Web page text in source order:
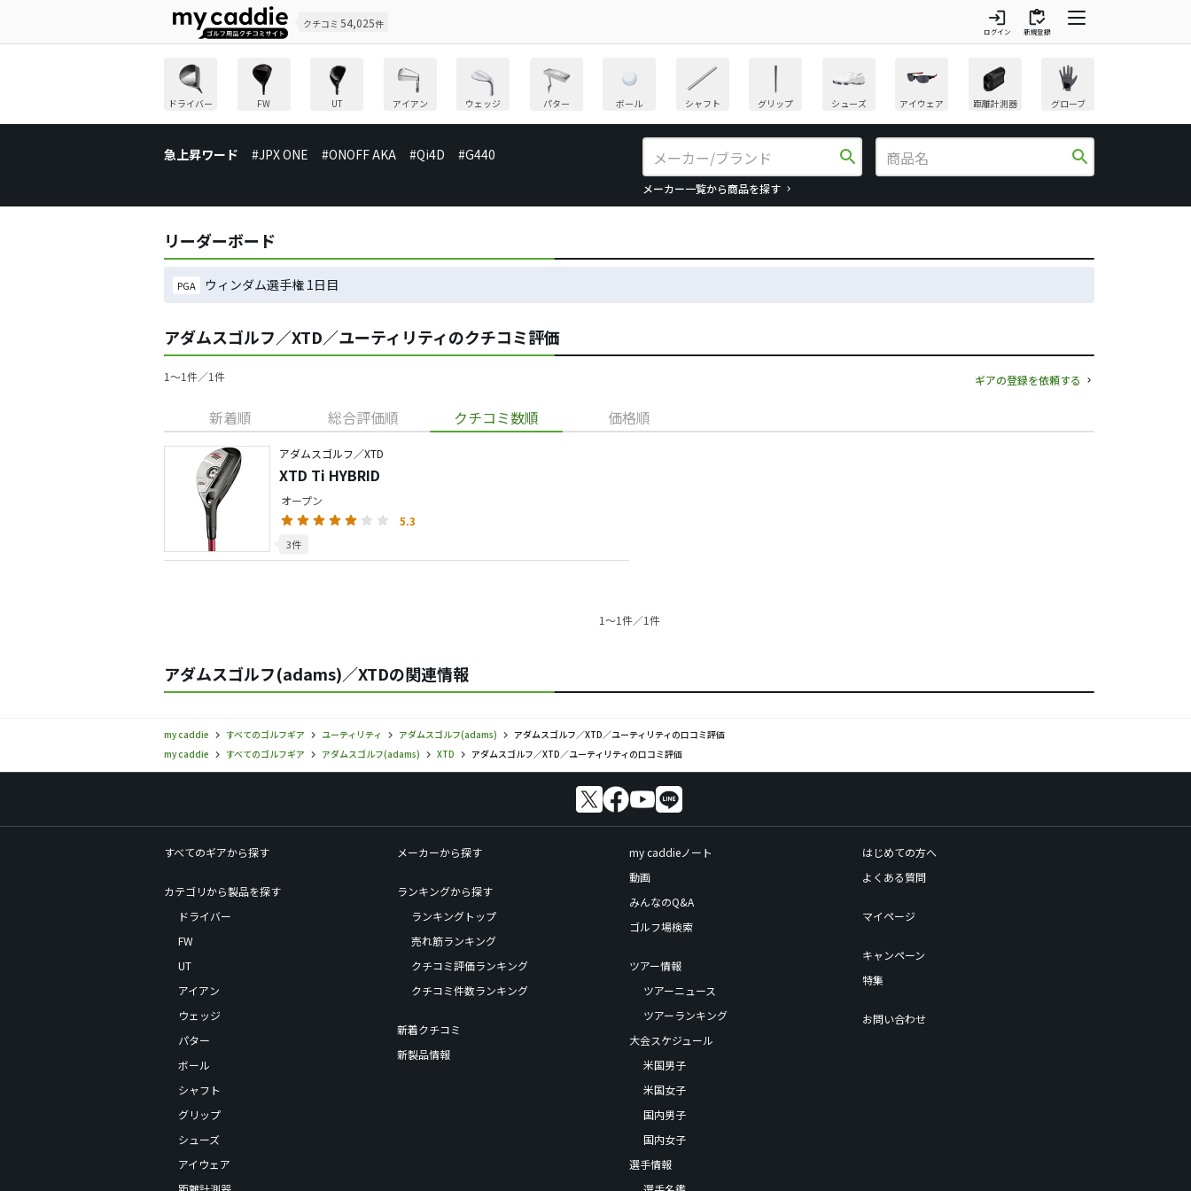
クチコミ 54,025件 login
ログイン
inventory
新規登録
ドライバー FW UT アイアン ウェッジ パター ボール シャフト グリップ シューズ アイウェア 距離計測器 グローブ
急上昇ワード #JPX ONE #ONOFF AKA #Qi4D #G440 search
メーカー一覧から商品を探す
search
リーダーボード
PGA ウィンダム選手権 1日目
アダムスゴルフ／XTD／ユーティリティのクチコミ評価
1〜1件／1件 ギアの登録を依頼する
新着順 総合評価順 クチコミ数順 価格順
アダムスゴルフ／XTD
XTD Ti HYBRID
オープン
5.3
3件
1〜1件／1件
アダムスゴルフ(adams)／XTDの関連情報
my caddie すべてのゴルフギア ユーティリティ アダムスゴルフ(adams)
アダムスゴルフ／XTD／ユーティリティの口コミ評価
my caddie
すべてのゴルフギア アダムスゴルフ(adams) XTD アダムスゴルフ／XTD／ユーティリティの口コミ評価
すべてのギアから探す
カテゴリから製品を探す
ドライバー
FW
UT
アイアン
ウェッジ
パター
ボール
シャフト
グリップ
シューズ
アイウェア
メーカーから探す
ランキングから探す
ランキングトップ
売れ筋ランキング
クチコミ評価ランキング
クチコミ件数ランキング
新着クチコミ
新製品情報
my caddieノート
動画
みんなのQ&A
ゴルフ場検索
ツアー情報
ツアーニュース
ツアーランキング
大会スケジュール
米国男子
米国女子
国内男子
国内女子
選手情報
はじめての方へ
よくある質問
マイページ
キャンペーン
特集
お問い合わせ